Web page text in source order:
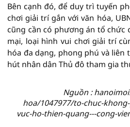
Bên cạnh đó, để duy trì tuyến
chơi giải trí gắn với văn hóa,
cũng cần có phương án tổ chức
mại, loại hình vui chơi giải trí
hóa đa dạng, phong phú và liên
hút nhân dân Thủ đô tham gia
Nguồn :
hoa/1047977/to-chuc-
vuc-ho-thien-quang---cong-